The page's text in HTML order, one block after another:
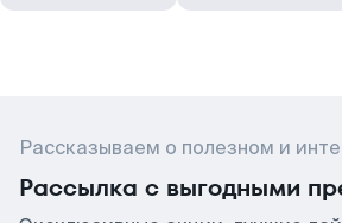
Рассказываем о полезном и
Рассылка с выгодными